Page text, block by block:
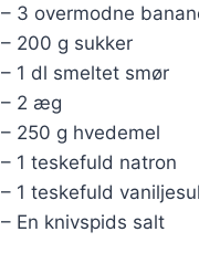
– 3 overmodne
– 200 g sukker
– 1 dl smeltet smør
– 2 æg
– 250 g hvedemel
– 1 teskefuld natron
– 1 teskefuld
– En knivspids salt